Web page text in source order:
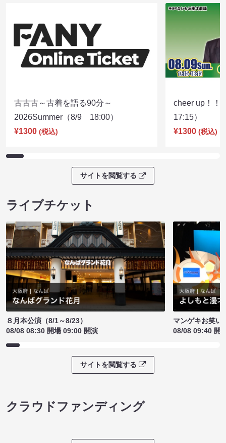
古古古～古着を語る90分～
2026Summer（8/9 18:00）
¥1300 (税込)
cheer up！
17:15）
¥1300 (税込)
サイトを閲覧する
ライブチケット
８月本公演（8/1～8/23）
08/08 08:30 開場 09:00 開演
マンゲキお笑い
08/08 09:40 開
サイトを閲覧する
クラウドファンディング